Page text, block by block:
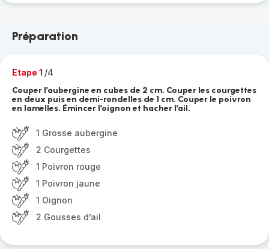
Préparation
Etape 1 /4
Couper l’aubergine en cubes de 2 cm. Couper les courgettes
en deux puis en demi-rondelles de 1 cm. Couper le poivron
en lamelles. Émincer l’oignon et hacher l’ail.
1 Grosse aubergine
2 Courgettes
1 Poivron rouge
1 Poivron jaune
1 Oignon
2 Gousses d’ail